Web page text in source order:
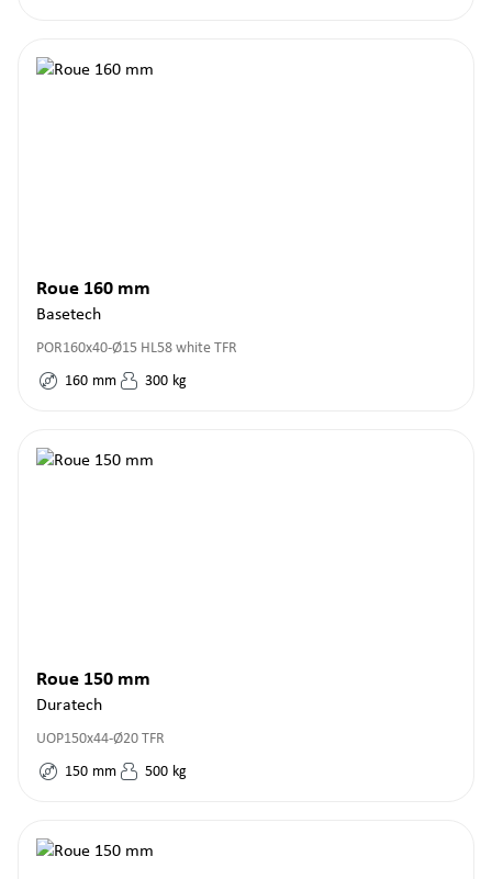
Roue 160 mm
Basetech
POR160x40-Ø15 HL58 white TFR
160 mm 300 kg
Roue 150 mm
Duratech
UOP150x44-Ø20 TFR
150 mm 500 kg